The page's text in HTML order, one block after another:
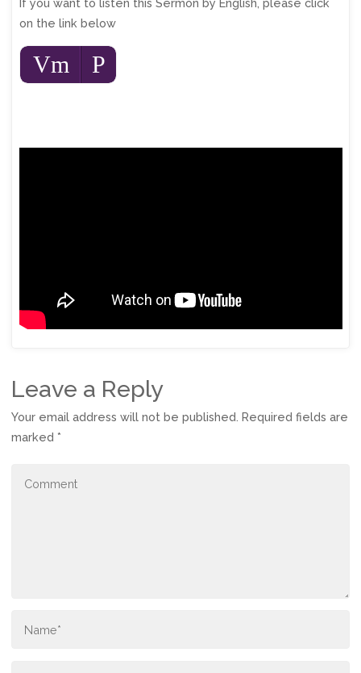
If you want to listen this Sermon by English, please click
on the link below
Audio
Player
Vm P
Leave a Reply
Your email address will not be published. Required fields are
marked *